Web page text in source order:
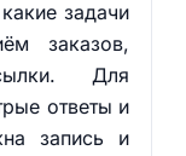
задачи
заказов,
Для
ответы и
запись и